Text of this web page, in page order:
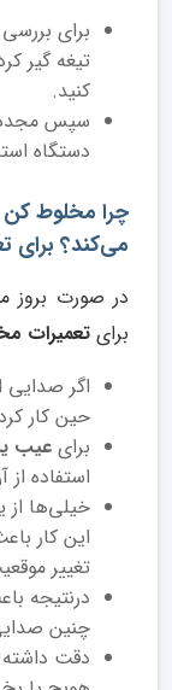
برای
تیغه گیر
کنید.
سپس مجدداً
دستگاه
چرا مخلوط کن
می‌کند؟ برای
در صورت بروز
برایتعمیرات
اگر صدایی
حین کار
برای عیب
استفاده
خیلی‌ها از
این کار
تغییر
درنتیجه
چنین
دقت داشته